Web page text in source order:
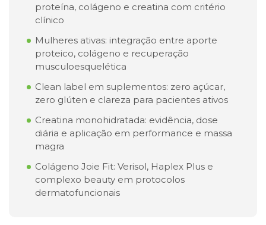
proteína, colágeno e creatina com critério
clínico
Mulheres ativas: integração entre aporte
proteico, colágeno e recuperação
musculoesquelética
Clean label em suplementos: zero açúcar,
zero glúten e clareza para pacientes ativos
Creatina monohidratada: evidência, dose
diária e aplicação em performance e massa
magra
Colágeno Joie Fit: Verisol, Haplex Plus e
complexo beauty em protocolos
dermatofuncionais